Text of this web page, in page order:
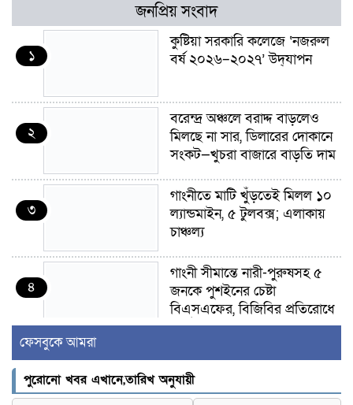
জনপ্রিয় সংবাদ
১
কুষ্টিয়া সরকারি কলেজে ‘নজরুল
বর্ষ ২০২৬–২০২৭’ উদ্‌যাপন
২
বরেন্দ্র অঞ্চলে বরাদ্দ বাড়লেও
মিলছে না সার, ডিলারের দোকানে
সংকট—খুচরা বাজারে বাড়তি দাম
৩
গাংনীতে মাটি খুঁড়তেই মিলল ১০
ল্যান্ডমাইন, ৫ টুলবক্স; এলাকায়
চাঞ্চল্য
৪
গাংনী সীমান্তে নারী-পুরুষসহ ৫
জনকে পুশইনের চেষ্টা
বিএসএফের, বিজিবির প্রতিরোধে
ব্যর্থ
৫
ইবির জুলাই-৩৬ হলে
রুমমেটদের গোপন ছবি প্রেমিকের
কাছে পাঠানোর অভিযোগ, ক্ষোভ
ফেসবুকে আমরা
পুরোনো খবর এখানে,তারিখ অনুযায়ী